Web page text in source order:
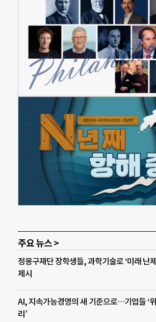
주요 뉴스 >
정몽구재단 장학생들, 과학기술로 ‘미래 난
제시
AI, 지속가능경영의 새 기준으로…기업들 ‘
리’